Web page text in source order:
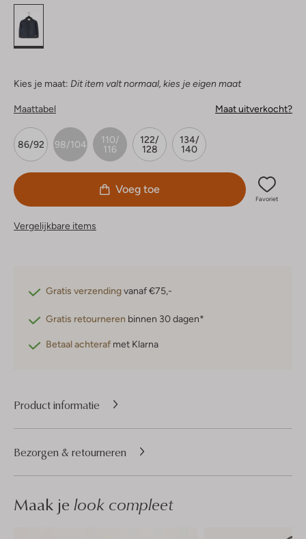
Kies je maat: Dit item valt normaal, kies je eigen maat
Maattabel Maat uitverkocht?
86/92 98/104
110/
116
122/
128
134/
140
Voeg toe
Favoriet
Vergelijkbare items
Gratis verzendingvanaf €75,-
Gratis retourneren binnen 30 dagen*
Betaal achteraf met Klarna
Product informatie
Bezorgen & retourneren
Maak je look compleet